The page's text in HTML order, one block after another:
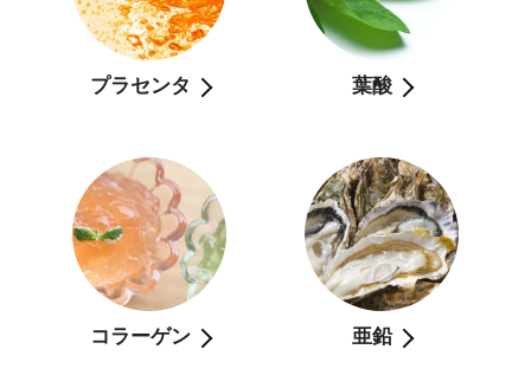
プラセンタ 葉酸
コラーゲン 亜鉛